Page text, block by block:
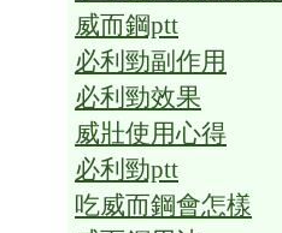
威而鋼ptt
必利勁副作用
必利勁效果
威壯使用心得
必利勁ptt
吃威而鋼會怎樣